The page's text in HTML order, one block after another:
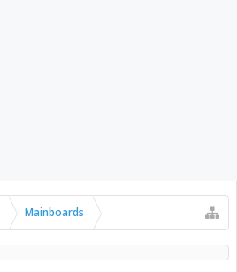
Mainboards